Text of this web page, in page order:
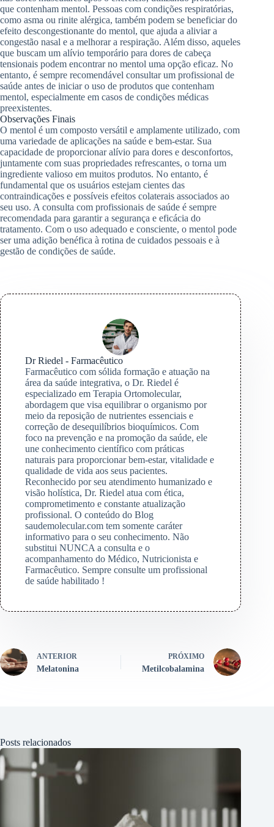
que contenham mentol. Pessoas com condições respiratórias,
como asma ou rinite alérgica, também podem se beneficiar do
efeito descongestionante do mentol, que ajuda a aliviar a
congestão nasal e a melhorar a respiração. Além disso, aqueles
que buscam um alívio temporário para dores de cabeça
tensionais podem encontrar no mentol uma opção eficaz. No
entanto, é sempre recomendável consultar um profissional de
saúde antes de iniciar o uso de produtos que contenham
mentol, especialmente em casos de condições médicas
preexistentes.
Observações Finais
O mentol é um composto versátil e amplamente utilizado, com
uma variedade de aplicações na saúde e bem-estar. Sua
capacidade de proporcionar alívio para dores e desconfortos,
juntamente com suas propriedades refrescantes, o torna um
ingrediente valioso em muitos produtos. No entanto, é
fundamental que os usuários estejam cientes das
contraindicações e possíveis efeitos colaterais associados ao
seu uso. A consulta com profissionais de saúde é sempre
recomendada para garantir a segurança e eficácia do
tratamento. Com o uso adequado e consciente, o mentol pode
ser uma adição benéfica à rotina de cuidados pessoais e à
gestão de condições de saúde.
Dr Riedel - Farmacêutico
Farmacêutico com sólida formação e atuação na
área da saúde integrativa, o Dr. Riedel é
especializado em Terapia Ortomolecular,
abordagem que visa equilibrar o organismo por
meio da reposição de nutrientes essenciais e
correção de desequilíbrios bioquímicos. Com
foco na prevenção e na promoção da saúde, ele
une conhecimento científico com práticas
naturais para proporcionar bem-estar, vitalidade e
qualidade de vida aos seus pacientes.
Reconhecido por seu atendimento humanizado e
visão holística, Dr. Riedel atua com ética,
comprometimento e constante atualização
profissional. O conteúdo do Blog
saudemolecular.com tem somente caráter
informativo para o seu conhecimento. Não
substitui NUNCA a consulta e o
acompanhamento do Médico, Nutricionista e
Farmacêutico. Sempre consulte um profissional
de saúde habilitado !
ANTERIOR
Melatonina
PRÓXIMO
Metilcobalamina
Posts relacionados